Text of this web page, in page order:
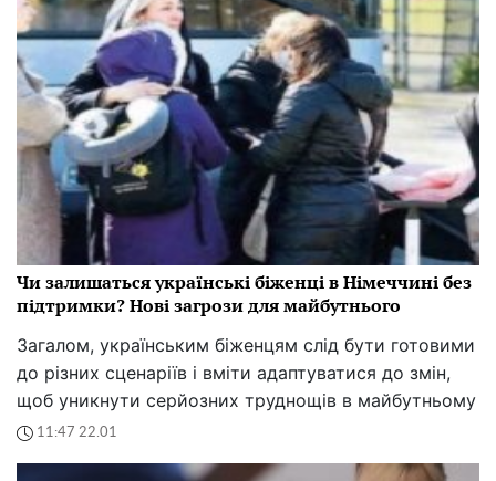
Чи залишаться українські біженці в Німеччині без
підтримки? Нові загрози для майбутнього
Загалом, українським біженцям слід бути готовими
до різних сценаріїв і вміти адаптуватися до змін,
щоб уникнути серйозних труднощів в майбутньому
11:47 22.01